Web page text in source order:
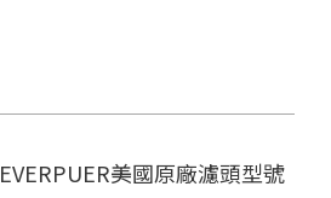
美國原廠濾頭型號